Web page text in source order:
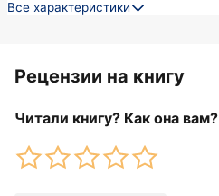
Все характеристики
Рецензии на книгу
Читали книгу? Как она вам?